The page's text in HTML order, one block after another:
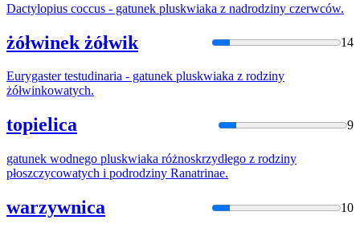
Dactylopius coccus - gatunek pluskwiaka z nadrodziny czerwców.
żółwinek żółwik 14
Eurygaster testudinaria - gatunek pluskwiaka z rodziny
żółwinkowatych.
topielica 9
gatunek wodnego pluskwiaka różnoskrzydłego z rodziny
płoszczycowatych i podrodziny Ranatrinae.
warzywnica 10